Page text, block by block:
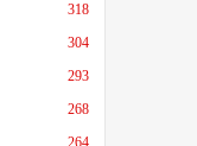
318
304
293
268
264